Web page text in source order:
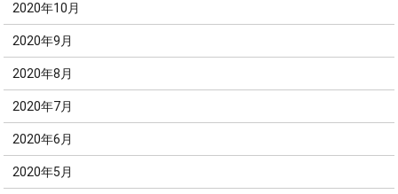
2020年10月
2020年9月
2020年8月
2020年7月
2020年6月
2020年5月